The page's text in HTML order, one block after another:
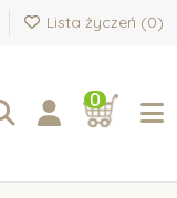
Lista życzeń (0)
0